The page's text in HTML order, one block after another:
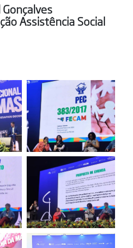
Assistência Social